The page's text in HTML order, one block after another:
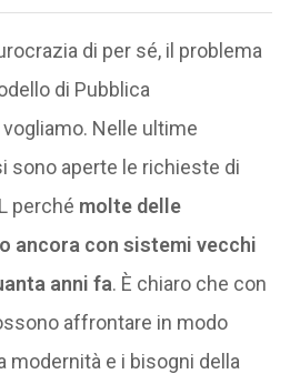
di per sé, il problema
di Pubblica
Nelle ultime
sono aperte le richieste di
perché molte delle
ancora con sistemi vecchi
anni fa. È chiaro che con
affrontare in modo
modernità e i bisogni della